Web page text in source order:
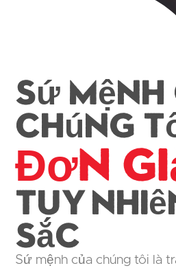
Sứ
chúng
Đơn
Tuy
sắc
Sứ mệnh của chúng tôi là